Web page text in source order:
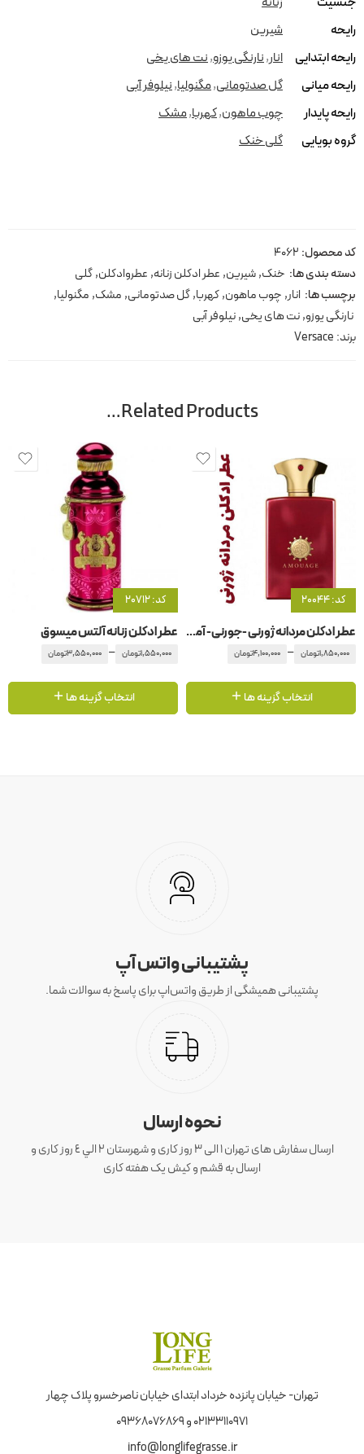
رایحه
شیرین
رایحه ابتدایی
انار,نارنگی یوزو,نت های یخی
رایحه میانی
گل صدتومانی,مگنولیا,نیلوفر آبی
رایحه پایدار
چوب ماهون,کهربا,مشک
گروه بویایی
گلی خنک
کد محصول: 4062
دسته بندی ها: خنک,شیرین, عطر ادکلن زنانه, عطروادکلن,گلی
برچسب ها: انار, چوب ماهون,کهربا,گل صدتومانی, مشک, مگنولیا,
نارنگی یوزو,نت های یخی,نیلوفر آبی
برند: Versace
Related Products…
کد: 20044
عطر ادکلن مردانه ژورنی -جورنی- آمواج – آمواژ
1,850,000تومان –
4,100,000تومان
انتخاب گزینه ها
کد: 20712
عطر ادکلن زنانه آلتس میسوق
1,550,000تومان –
3,550,000تومان
انتخاب گزینه ها
پشتیبانی واتس آپ
پشتیبانی همیشگی از طریق واتس‌اپ برای پاسخ به سوالات شما.
نحوه ارسال
ارسال سفارش های تهران 1 الی 3 روز کاری و شهرستان ٢ الي ٤ روز کاری و
ارسال به قشم و کیش یک هفته کاری
تهران- خیابان پانزده خرداد ابتدای خیابان ناصرخسرو پلاک چهار
02133110971 و 09368076869
info@longlifegrasse.ir